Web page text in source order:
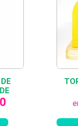
dos brinquedos
dentro do quarto
ser levados para
de
com seu/sua